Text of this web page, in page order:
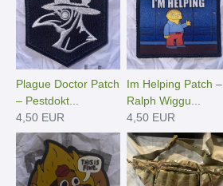
Plague Doctor Patch
– Pestdokt...
4,50 EUR
Im Helping Patch –
Ralph Wiggu...
4,50 EUR